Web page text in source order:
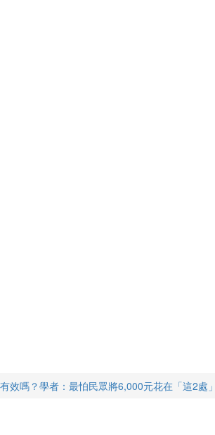
效嗎？學者：最怕民眾將6,000元花在「這2處」